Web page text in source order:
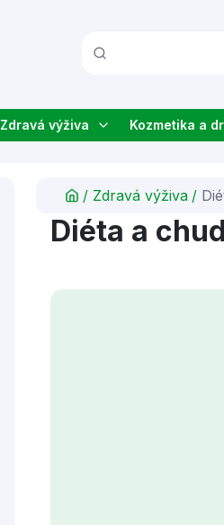
Zdravá výživa Kozmetika a
/ Zdravá výživa /
Diéta a